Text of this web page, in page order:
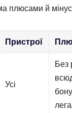
плюсами й
Пристрої
Усі
Без